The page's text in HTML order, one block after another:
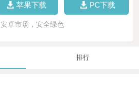
苹果下载 PC下载
安卓市场，安全绿色
排行